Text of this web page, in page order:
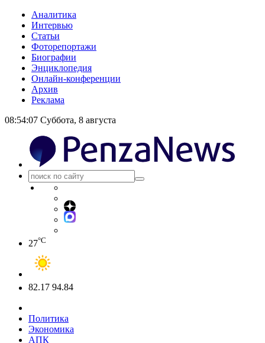
Аналитика
Интервью
Статьи
Фоторепортажи
Биографии
Энциклопедия
Онлайн-конференции
Архив
Реклама
08:54:08 Суббота, 8 августа
27°C
82.17 94.84
Политика
Экономика
АПК